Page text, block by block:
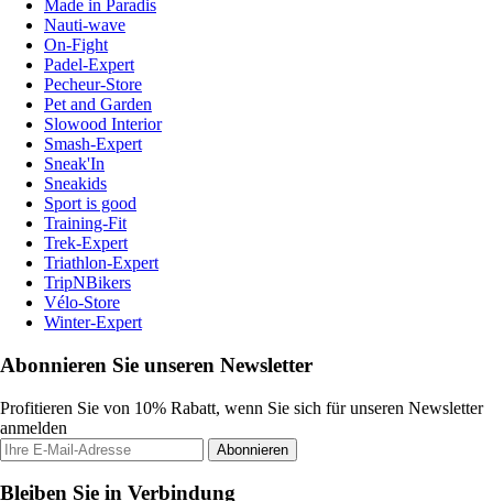
Made in Paradis
Nauti-wave
On-Fight
Padel-Expert
Pecheur-Store
Pet and Garden
Slowood Interior
Smash-Expert
Sneak'In
Sneakids
Sport is good
Training-Fit
Trek-Expert
Triathlon-Expert
TripNBikers
Vélo-Store
Winter-Expert
Abonnieren Sie unseren Newsletter
Profitieren Sie von 10% Rabatt, wenn Sie sich für unseren Newsletter
anmelden
Abonnieren
Bleiben Sie in Verbindung